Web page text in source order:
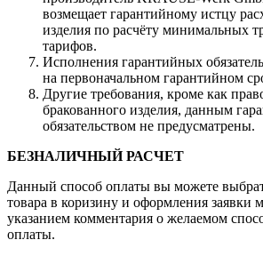
возмещает гарантийному истцу
изделия по расчёту минимальных
тарифов.
Исполнения гарантийных
на первоначальном гарантийном
Другие требования, кроме как
бракованного изделия, данным
обязательством не предусматрены.
БЕЗНАЛИЧНЫЙ РАСЧЕТ
Данный способ оплаты вы можете
товара в коризину и оформления заявки
указанием комментария о желаемом
оплаты.